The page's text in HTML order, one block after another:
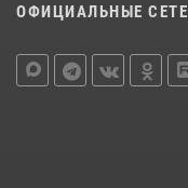
ОФИЦИАЛЬНЫЕ